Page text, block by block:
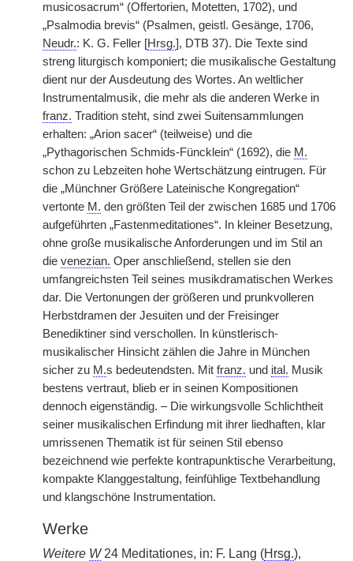
musicosacrum“ (Offertorien, Motetten, 1702), und
„Psalmodia brevis“ (Psalmen, geistl. Gesänge, 1706,
Neudr.: K. G. Feller [Hrsg.], DTB 37). Die Texte sind
streng liturgisch komponiert; die musikalische Gestaltung
dient nur der Ausdeutung des Wortes. An weltlicher
Instrumentalmusik, die mehr als die anderen Werke in
franz. Tradition steht, sind zwei Suitensammlungen
erhalten: „Arion sacer“ (teilweise) und die
„Pythagorischen Schmids-Füncklein“ (1692), die M.
schon zu Lebzeiten hohe Wertschätzung eintrugen. Für
die „Münchner Größere Lateinische Kongregation“
vertonte M. den größten Teil der zwischen 1685 und 1706
aufgeführten „Fastenmeditationes“. In kleiner Besetzung,
ohne große musikalische Anforderungen und im Stil an
die venezian. Oper anschließend, stellen sie den
umfangreichsten Teil seines musikdramatischen Werkes
dar. Die Vertonungen der größeren und prunkvolleren
Herbstdramen der Jesuiten und der Freisinger
Benediktiner sind verschollen. In künstlerisch-
musikalischer Hinsicht zählen die Jahre in München
sicher zu M.s bedeutendsten. Mit franz. und ital. Musik
bestens vertraut, blieb er in seinen Kompositionen
dennoch eigenständig. – Die wirkungsvolle Schlichtheit
seiner musikalischen Erfindung mit ihrer liedhaften, klar
umrissenen Thematik ist für seinen Stil ebenso
bezeichnend wie perfekte kontrapunktische Verarbeitung,
kompakte Klanggestaltung, feinfühlige Textbehandlung
und klangschöne Instrumentation.
Werke
Weitere W24 Meditationes, in: F. Lang (Hrsg.),